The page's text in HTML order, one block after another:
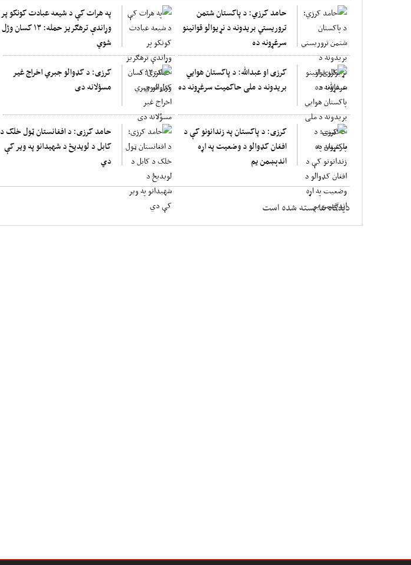
حامد کرزي: د پاکستان شتمن
تروریستي بریدونه د نړیوالو قوانینو
سرغړونه ده
په هرات کې د شیعه عبادت کونکو پر
وړاندې ترهګریز حمله: ۱۳ کسان وژل
شوي
کرزی او عبدالله: د پاکستان هوایي
بریدونه د ملی حاکمیت سرغړونه ده
کرزی: د کډوالو جبري اخراج غیر
مسؤلانه دی
کرزی: د پاکستان په زندانونو کې د
افغان کډوالو د وضعیت په اړه
اندېښمن یم
حامد کرزی: د افغانستان ټول خلک د
کابل د لویدیځ د شهیدانو په ویر کې
دي
دیدگاه ها بسته شده است